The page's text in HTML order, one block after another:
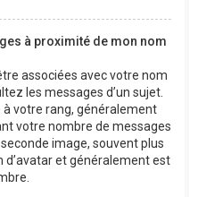
à proximité de mon nom
associées avec votre nom
les messages d’un sujet.
à votre rang, généralement
votre nombre de messages
image, souvent plus
d’avatar et généralement est